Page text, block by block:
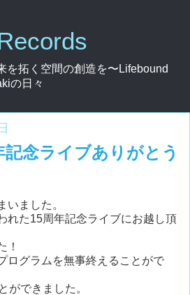
を拓く空間の創造を〜Lifebound
の日々
念ライブありがとう
いました。
れた15周年記念ライブにお越し頂
！
ログラムを無事終えることがで
ができました。